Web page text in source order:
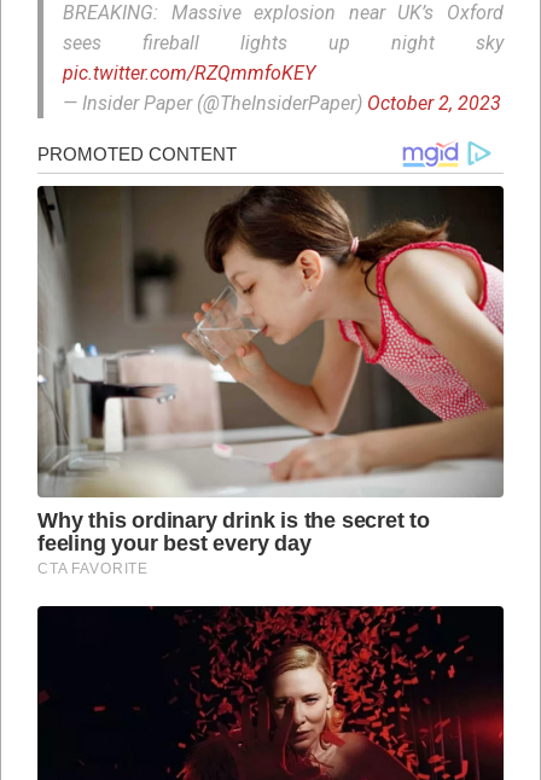
BREAKING: Massive explosion near UK’s Oxford
sees fireball lights up night sky
pic.twitter.com/RZQmmfoKEY
— Insider Paper (@TheInsiderPaper) October 2, 2023